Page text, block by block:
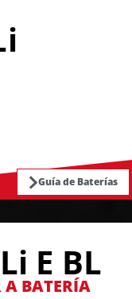
Guía de Baterías
E BL
A BATERÍA